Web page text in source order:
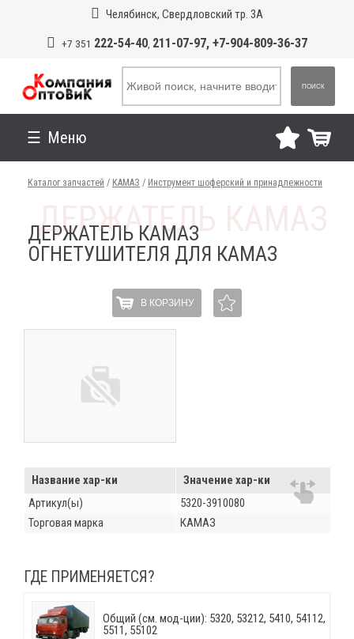
Челябинск, Свердловский тр. 3А
+7 351 222-54-40, 211-07-97, +7-904-809-36-37
ПОИСК
Меню
Каталог запчастей / КАМАЗ / Инструмент шоферский и принадлежности
ДЕРЖАТЕЛЬ КАМАЗ
ОГНЕТУШИТЕЛЯ ДЛЯ КАМАЗ
В КОРЗИНУ
Название хар-ки
Значение хар-ки
Артикул(ы)
5320-3910080
Торговая марка
КАМАЗ
ГДЕ ПРИМЕНЯЕТСЯ?
Общий (см. мод-ции): 5320, 53212, 5410, 54112,
5511, 55102